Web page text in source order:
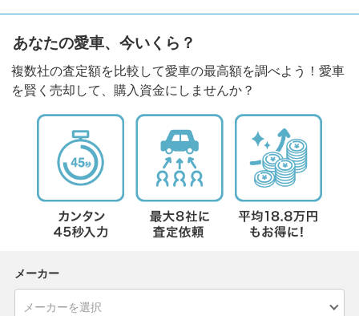
あなたの愛車、今いくら？
複数社の査定額を比較して愛車の最高額を調べよう！愛車
を賢く売却して、購入資金にしませんか？
メーカー